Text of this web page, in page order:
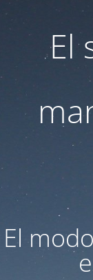
El
El